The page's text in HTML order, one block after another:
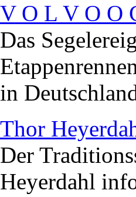
V O L V O O
Das
in
Thor
Der
Heyerdahl